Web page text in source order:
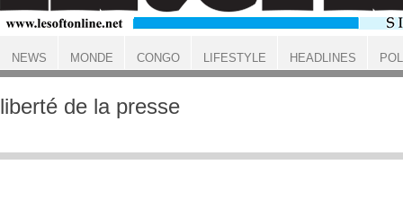
ACCUEIL
liberté de la presse
NEWS MONDE CONGO LIFESTYLE HEADLINES